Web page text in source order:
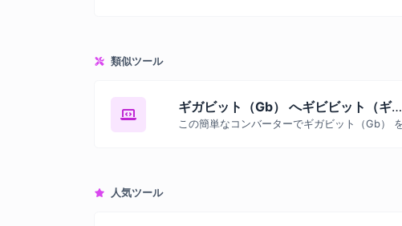
類似ツール
ギガビット（Gb） へギビビット（ギビ）
人気ツール